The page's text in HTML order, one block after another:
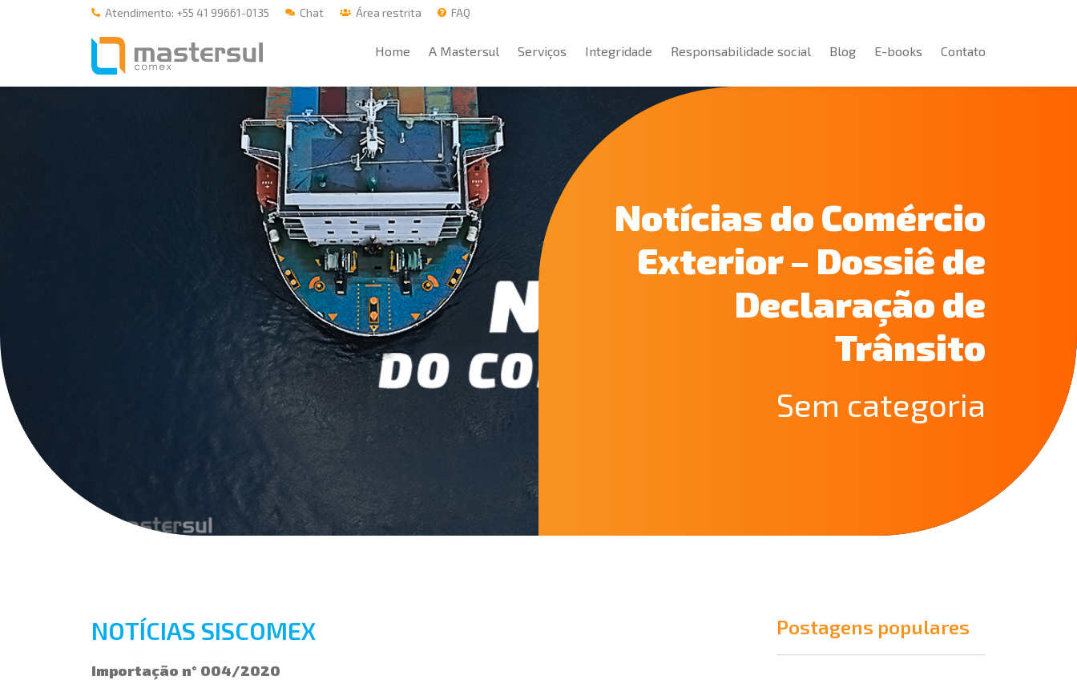
Atendimento: +55 41 99661-0135 Chat Área restrita FAQ
Home A Mastersul Serviços Integridade Responsabilidade social Blog E-books Contato
Notícias do Comércio
Exterior – Dossiê de
Declaração de
Trânsito
Sem categoria
NOTÍCIAS SISCOMEX
Importação n° 004/2020
Postagens populares